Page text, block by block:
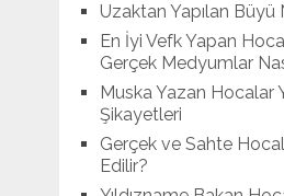
Uzaktan Yapılan Büyü
En İyi Vefk Yapan
Gerçek Medyumlar
Muska Yazan Hocalar
Şikayetleri
Gerçek ve Sahte
Edilir?